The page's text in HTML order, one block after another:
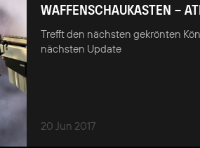
WAFFENSCHAUKASTEN –
Trefft den nächsten gekrönten
nächsten Update
20 Jun 2017